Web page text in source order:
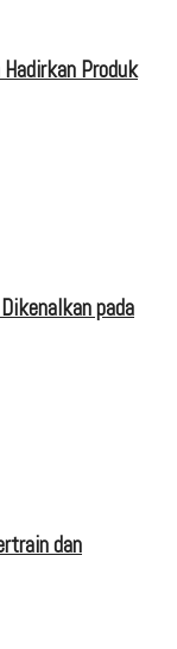
Produk
pada
dan